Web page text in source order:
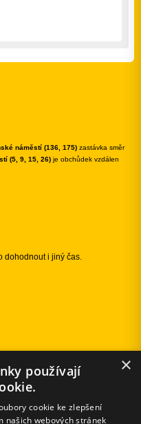
náměstí (136, 175) zastávka směr
(5, 9, 15, 26) je obchůdek vzdálen
dohodnout i jiný čas.
×
používají
cookie ke zlepšení
našich webových stránek